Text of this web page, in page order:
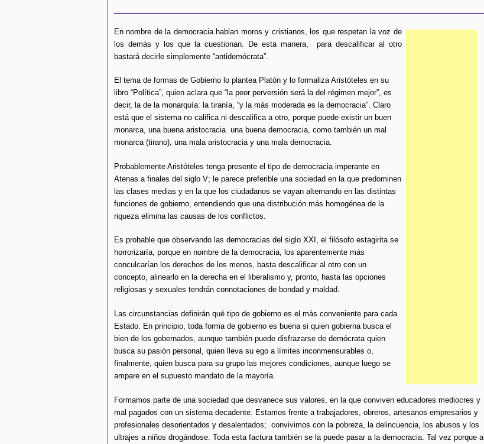
En nombre de la democracia hablan moros y cristianos, los que respetan la voz de
los demás y los que la cuestionan. De esta manera, para descalificar al otro
bastará decirle simplemente “antidemócrata”.
El tema de formas de Gobierno lo plantea Platón y lo formaliza Aristóteles en su
libro “Política”, quien aclara que “la peor perversión será la del régimen mejor”, es
decir, la de la monarquía: la tiranía, “y la más moderada es la democracia”. Claro
está que el sistema no califica ni descalifica a otro, porque puede existir un buen
monarca, una buena aristocracia una buena democracia, como también un mal
monarca (tirano), una mala aristocracia y una mala democracia.
Probablemente Aristóteles tenga presente el tipo de democracia imperante en
Atenas a finales del siglo V; le parece preferible una sociedad en la que predominen
las clases medias y en la que los ciudadanos se vayan alternando en las distintas
funciones de gobierno, entendiendo que una distribución más homogénea de la
riqueza elimina las causas de los conflictos.
Es probable que observando las democracias del siglo XXI, el filósofo estagirita se
horrorizaría, porque en nombre de la democracia, los aparentemente más
conculcarían los derechos de los menos, basta descalificar al otro con un
concepto, alinearlo en la derecha en el liberalismo y, pronto, hasta las opciones
religiosas y sexuales tendrán connotaciones de bondad y maldad.
Las circunstancias definirán qué tipo de gobierno es el más conveniente para cada
Estado. En principio, toda forma de gobierno es buena si quien gobierna busca el
bien de los gobernados, aunque también puede disfrazarse de demócrata quien
busca su pasión personal, quien lleva su ego a límites inconmensurables o,
finalmente, quien busca para su grupo las mejores condiciones, aunque luego se
ampare en el supuesto mandato de la mayoría.
Formamos parte de una sociedad que desvanece sus valores, en la que conviven educadores mediocres y
mal pagados con un sistema decadente. Estamos frente a trabajadores, obreros, artesanos empresarios y
profesionales desorientados y desalentados; convivimos con la pobreza, la delincuencia, los abusos y los
ultrajes a niños drogándose. Toda esta factura también se la puede pasar a la democracia. Tal vez porque a